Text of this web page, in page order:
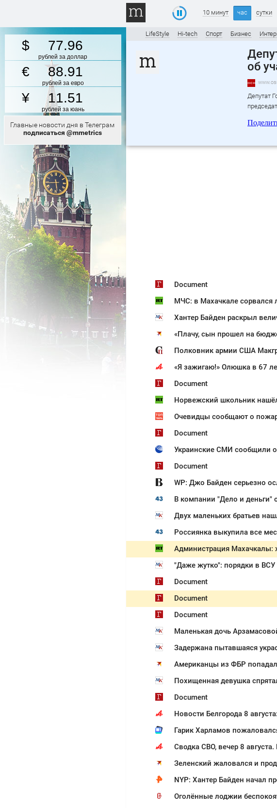
77.96
рублей за доллар
88.91
рублей за евро
11.51
рублей за юань
Главные новости дня в Телеграм
подписаться @mmetrics
10 минут час сутки
LifeStyle Hi-tech Спорт Бизнес
об
Депутат
Document
МЧС: в Махачкале сорвался
Хантер Байден раскрыл
«Плачу, сын прошел на
«Я зажигаю!» Олюшка в 67
Document
Норвежский школьник
Очевидцы сообщают о
Document
Украинские СМИ сообщили
Document
WP: Джо Байден серьезно
Двух маленьких братьев
Администрация Махачкалы:
"Даже жутко": порядки в ВСУ
Document
Document
Document
Маленькая дочь
Задержана пытавшаяся
Американцы из ФБР
Похищенная девушка
Document
Новости Белгорода 8
Гарик Харламов
Сводка СВО, вечер 8
NYP: Хантер Байден начал
Оголённые лоджии